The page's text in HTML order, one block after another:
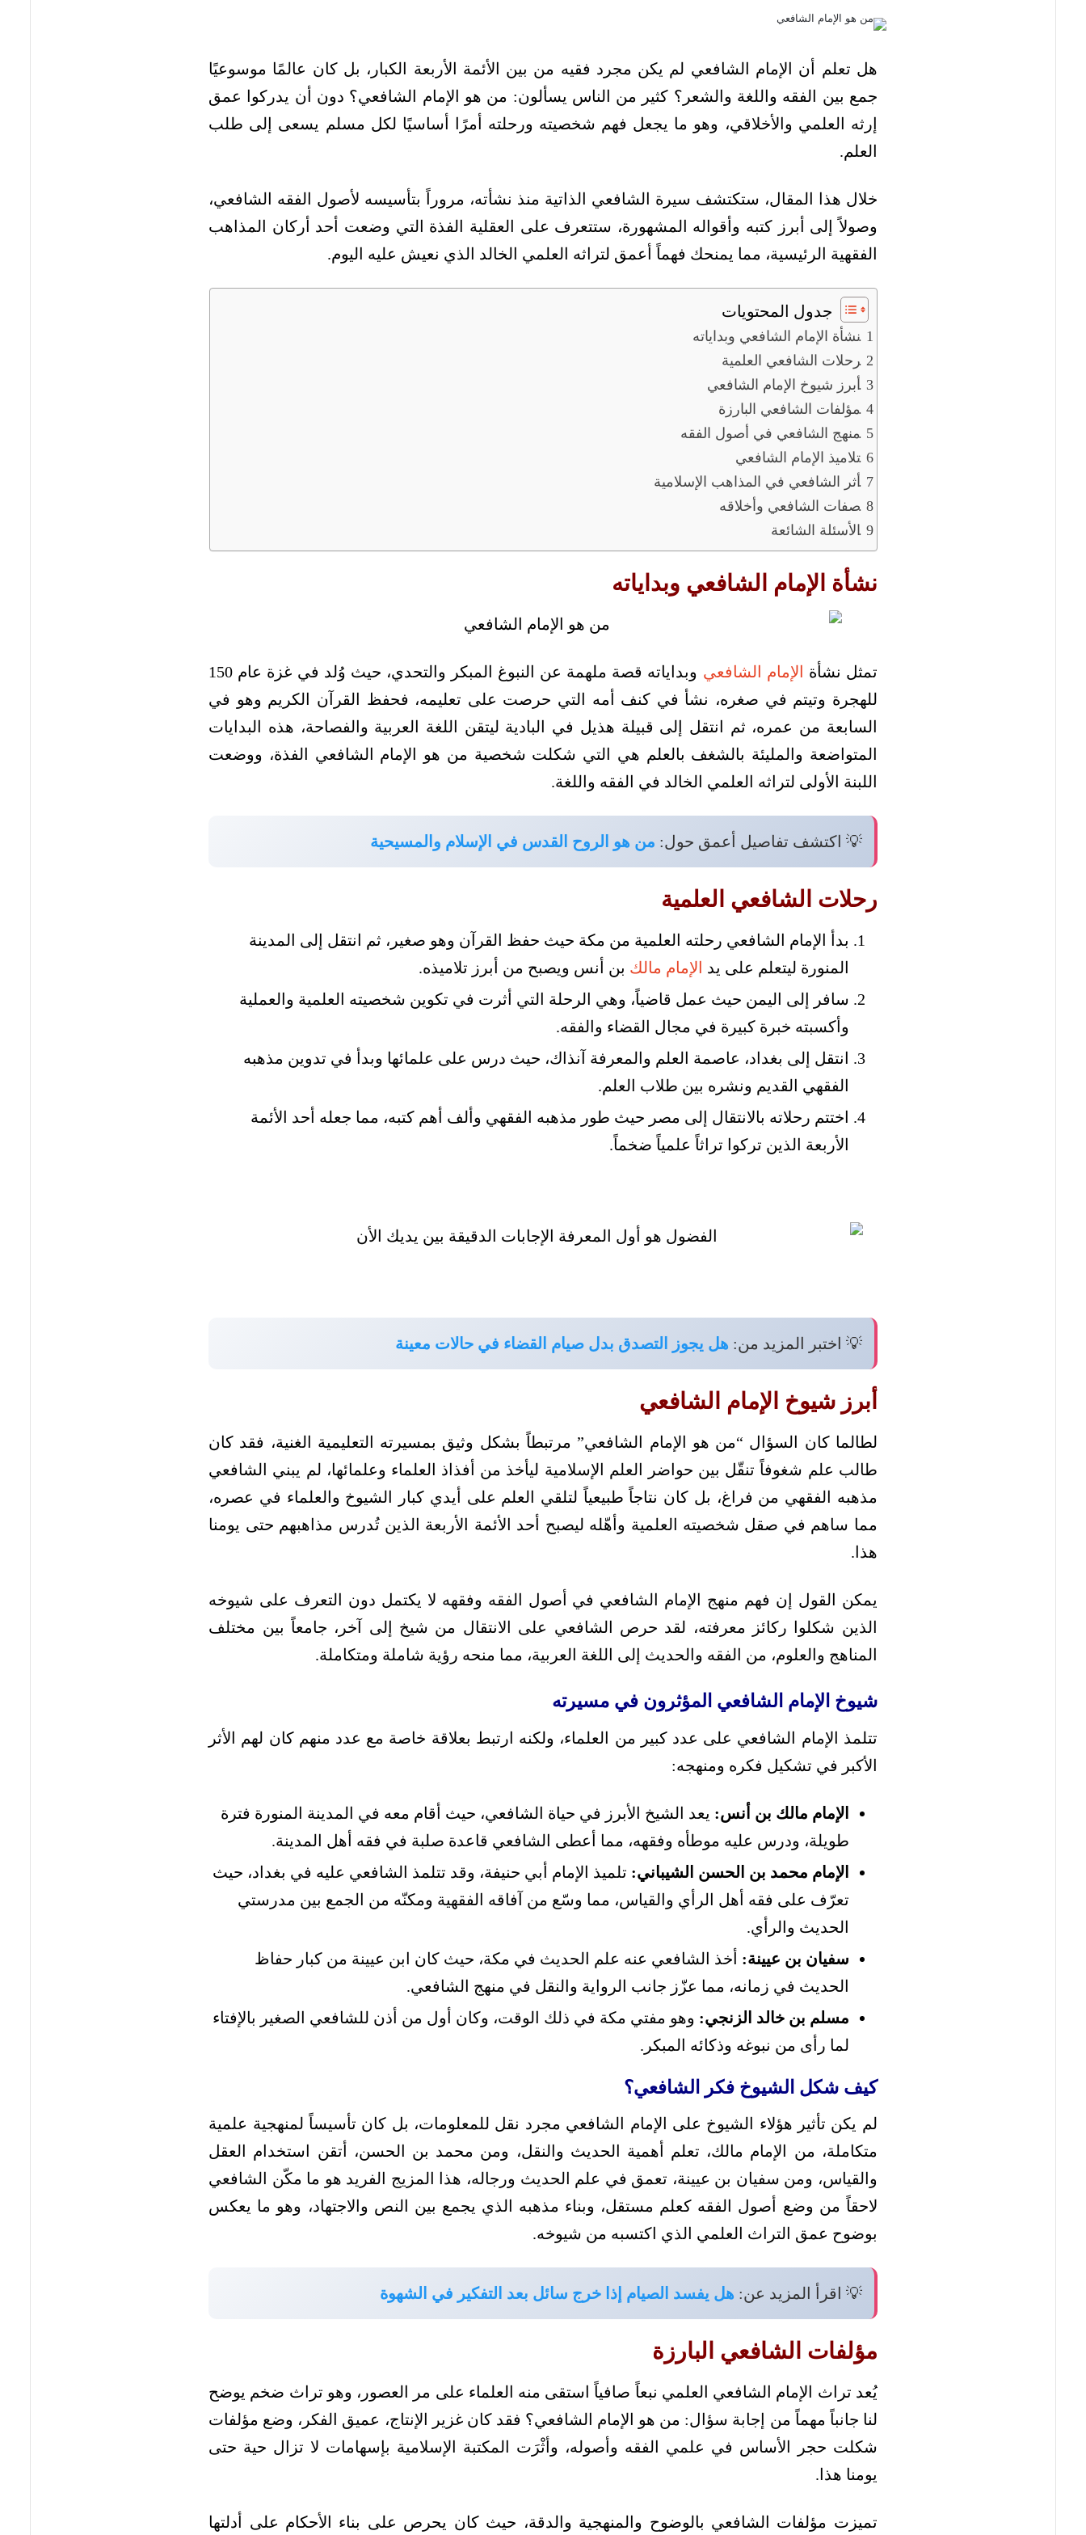
هل تعلم أن الإمام الشافعي لم يكن مجرد فقيه من بين الأئمة الأربعة الكبار، بل كان عالمًا موسوعيًا
جمع بين الفقه واللغة والشعر؟ كثير من الناس يسألون: من هو الإمام الشافعي؟ دون أن يدركوا عمق
إرثه العلمي والأخلاقي، وهو ما يجعل فهم شخصيته ورحلته أمرًا أساسيًا لكل مسلم يسعى إلى طلب
العلم.
خلال هذا المقال، ستكتشف سيرة الشافعي الذاتية منذ نشأته، مروراً بتأسيسه لأصول الفقه الشافعي،
وصولاً إلى أبرز كتبه وأقواله المشهورة، ستتعرف على العقلية الفذة التي وضعت أحد أركان المذاهب
الفقهية الرئيسية، مما يمنحك فهماً أعمق لتراثه العلمي الخالد الذي نعيش عليه اليوم.
جدول المحتويات
نشأة الإمام الشافعي وبداياته
رحلات الشافعي العلمية
أبرز شيوخ الإمام الشافعي
مؤلفات الشافعي البارزة
منهج الشافعي في أصول الفقه
تلاميذ الإمام الشافعي
أثر الشافعي في المذاهب الإسلامية
صفات الشافعي وأخلاقه
الأسئلة الشائعة
نشأة الإمام الشافعي وبداياته
تمثل نشأة الإمام الشافعي
وبداياته قصة ملهمة عن النبوغ المبكر والتحدي، حيث وُلد في غزة عام 150
للهجرة وتيتم في صغره، نشأ في كنف أمه التي حرصت على تعليمه، فحفظ القرآن الكريم وهو في
السابعة من عمره، ثم انتقل إلى قبيلة هذيل في البادية ليتقن اللغة العربية والفصاحة، هذه البدايات
المتواضعة والمليئة بالشغف بالعلم هي التي شكلت شخصية من هو الإمام الشافعي الفذة، ووضعت
اللبنة الأولى لتراثه العلمي الخالد في الفقه واللغة.
💡 اكتشف تفاصيل أعمق حول: من هو الروح القدس في الإسلام والمسيحية
رحلات الشافعي العلمية
بدأ الإمام الشافعي رحلته العلمية من مكة حيث حفظ القرآن وهو صغير، ثم انتقل إلى المدينة
المنورة ليتعلم على يد الإمام مالك بن أنس ويصبح من أبرز تلاميذه.
سافر إلى اليمن حيث عمل قاضياً، وهي الرحلة التي أثرت في تكوين شخصيته العلمية والعملية
وأكسبته خبرة كبيرة في مجال القضاء والفقه.
انتقل إلى بغداد، عاصمة العلم والمعرفة آنذاك، حيث درس على علمائها وبدأ في تدوين مذهبه
الفقهي القديم ونشره بين طلاب العلم.
اختتم رحلاته بالانتقال إلى مصر حيث طور مذهبه الفقهي وألف أهم كتبه، مما جعله أحد الأئمة
الأربعة الذين تركوا تراثاً علمياً ضخماً.
💡 اختبر المزيد من: هل يجوز التصدق بدل صيام القضاء في حالات معينة
أبرز شيوخ الإمام الشافعي
لطالما كان السؤال “من هو الإمام الشافعي” مرتبطاً بشكل وثيق بمسيرته التعليمية الغنية، فقد كان
طالب علم شغوفاً تنقّل بين حواضر العلم الإسلامية ليأخذ من أفذاذ العلماء وعلمائها، لم يبني الشافعي
مذهبه الفقهي من فراغ، بل كان نتاجاً طبيعياً لتلقي العلم على أيدي كبار الشيوخ والعلماء في عصره،
مما ساهم في صقل شخصيته العلمية وأهّله ليصبح أحد الأئمة الأربعة الذين تُدرس مذاهبهم حتى يومنا
هذا.
يمكن القول إن فهم منهج الإمام الشافعي في أصول الفقه وفقهه لا يكتمل دون التعرف على شيوخه
الذين شكلوا ركائز معرفته، لقد حرص الشافعي على الانتقال من شيخ إلى آخر، جامعاً بين مختلف
المناهج والعلوم، من الفقه والحديث إلى اللغة العربية، مما منحه رؤية شاملة ومتكاملة.
شيوخ الإمام الشافعي المؤثرون في مسيرته
تتلمذ الإمام الشافعي على عدد كبير من العلماء، ولكنه ارتبط بعلاقة خاصة مع عدد منهم كان لهم الأثر
الأكبر في تشكيل فكره ومنهجه:
الإمام مالك بن أنس: يعد الشيخ الأبرز في حياة الشافعي، حيث أقام معه في المدينة المنورة فترة
طويلة، ودرس عليه موطأه وفقهه، مما أعطى الشافعي قاعدة صلبة في فقه أهل المدينة.
الإمام محمد بن الحسن الشيباني: تلميذ الإمام أبي حنيفة، وقد تتلمذ الشافعي عليه في بغداد، حيث
تعرّف على فقه أهل الرأي والقياس، مما وسّع من آفاقه الفقهية ومكنّه من الجمع بين مدرستي
الحديث والرأي.
سفيان بن عيينة: أخذ الشافعي عنه علم الحديث في مكة، حيث كان ابن عيينة من كبار حفاظ
الحديث في زمانه، مما عزّز جانب الرواية والنقل في منهج الشافعي.
مسلم بن خالد الزنجي: وهو مفتي مكة في ذلك الوقت، وكان أول من أذن للشافعي الصغير بالإفتاء
لما رأى من نبوغه وذكائه المبكر.
كيف شكل الشيوخ فكر الشافعي؟
لم يكن تأثير هؤلاء الشيوخ على الإمام الشافعي مجرد نقل للمعلومات، بل كان تأسيساً لمنهجية علمية
متكاملة، من الإمام مالك، تعلم أهمية الحديث والنقل، ومن محمد بن الحسن، أتقن استخدام العقل
والقياس، ومن سفيان بن عيينة، تعمق في علم الحديث ورجاله، هذا المزيج الفريد هو ما مكّن الشافعي
لاحقاً من وضع أصول الفقه كعلم مستقل، وبناء مذهبه الذي يجمع بين النص والاجتهاد، وهو ما يعكس
بوضوح عمق التراث العلمي الذي اكتسبه من شيوخه.
💡 اقرأ المزيد عن: هل يفسد الصيام إذا خرج سائل بعد التفكير في الشهوة
مؤلفات الشافعي البارزة
يُعد تراث الإمام الشافعي العلمي نبعاً صافياً استقى منه العلماء على مر العصور، وهو تراث ضخم يوضح
لنا جانباً مهماً من إجابة سؤال: من هو الإمام الشافعي؟ فقد كان غزير الإنتاج، عميق الفكر، وضع مؤلفات
شكلت حجر الأساس في علمي الفقه وأصوله، وأثْرَت المكتبة الإسلامية بإسهامات لا تزال حية حتى
يومنا هذا.
تميزت مؤلفات الشافعي بالوضوح والمنهجية والدقة، حيث كان يحرص على بناء الأحكام على أدلتها